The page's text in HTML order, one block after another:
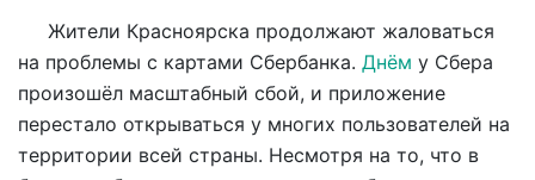
Жители Красноярска продолжают жаловаться
на проблемы с картами Сбербанка. Днём у Сбера
произошёл масштабный сбой, и приложение
перестало открываться у многих пользователей на
территории всей страны. Несмотря на то, что в